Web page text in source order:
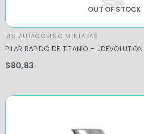
OUT OF STOCK
RESTAURACIONES CEMENTADAS
PILAR RAPIDO DE TITANIO –
$80,83